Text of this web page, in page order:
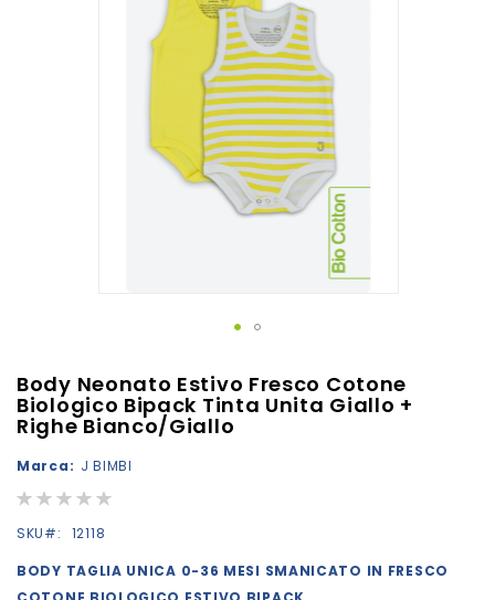
Body Neonato Estivo Fresco Cotone
Biologico Bipack Tinta Unita Giallo +
Righe Bianco/giallo
Marca: J BIMBI
Rating:
SKU
12118
BODY TAGLIA UNICA 0-36 MESI SMANICATO IN FRESCO
della
galleria
di
immagini
all'inizio